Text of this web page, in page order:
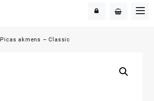
Picas akmens – Classic